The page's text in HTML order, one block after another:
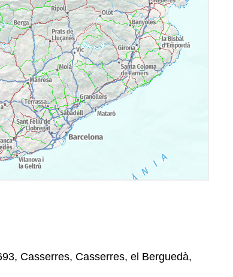
Casserres, Casserres, el Berguedà,